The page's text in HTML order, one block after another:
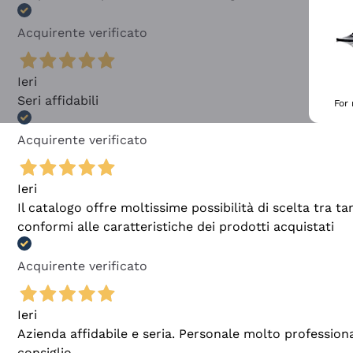
Acquirente verificato
Ieri
Seri affidabili
Acquirente verificato
Ieri
Il catalogo offre moltissime possibilità di scelta tra
conformi alle caratteristiche dei prodotti acquistati
Acquirente verificato
Ieri
Azienda affidabile e seria. Personale molto
For